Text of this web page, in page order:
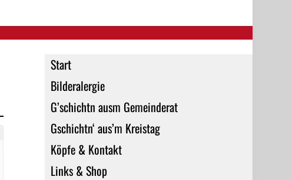
Start
Bilderalergie
G’schichtn ausm Gemeinderat
Gschichtn‘ aus’m Kreistag
Köpfe & Kontakt
Links & Shop